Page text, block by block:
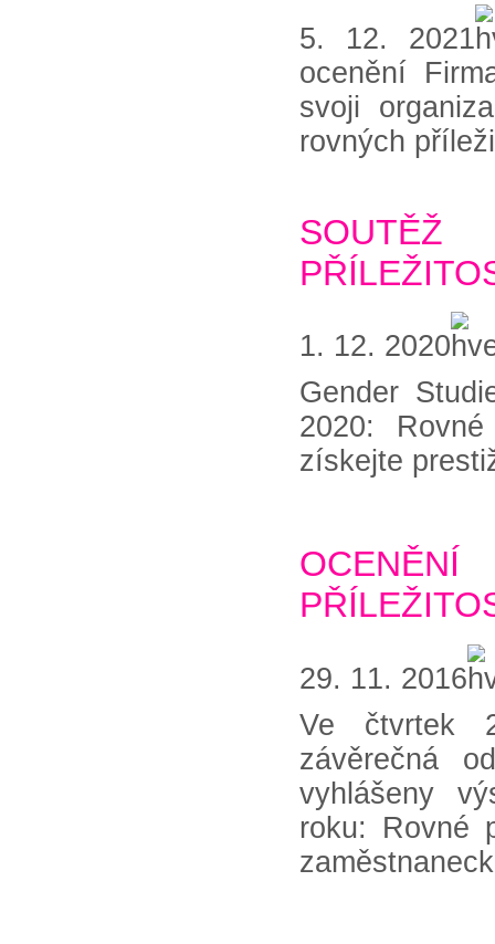
5. 12. 2021
ocenění
svoji
rovných
SOUTĚŽ
1. 12. 2020
Gender
2020:
získejte
29. 11. 2016
Ve čtvrtek
závěrečná
vyhlášeny
roku: Rovné